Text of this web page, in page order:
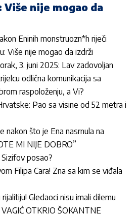
nije mogao da
Eninih monstruozn*h riječi
Više nije mogao da izdrži
3. juni 2025: Lav zadovoljan
odlična komunikacija sa
raspoloženju, a Vi?
Pao sa visine od 52 metra i
nakon što je Ena nasrnula na
MI NIJE DOBRO”
posao?
Filipa Cara! Zna sa kim se viđala
Gledaoci nisu imali dilemu
OTKRIO ŠOKANTNE